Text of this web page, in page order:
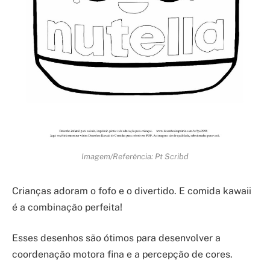
Imagem/Referência: Pt Scribd
Crianças adoram o fofo e o divertido. E comida kawaii
é a combinação perfeita!
Esses desenhos são ótimos para desenvolver a
coordenação motora fina e a percepção de cores.